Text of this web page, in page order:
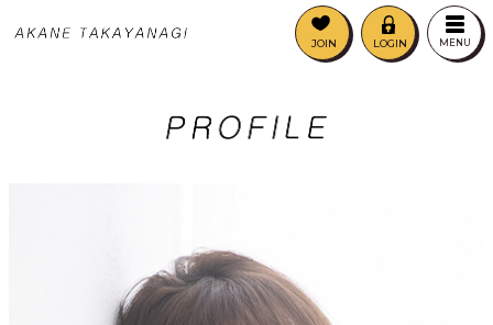
JOIN LOGIN MENU